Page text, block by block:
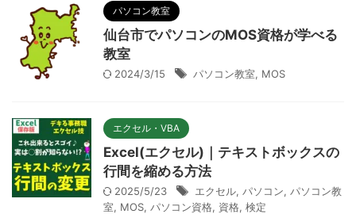
パソコン教室
仙台市でパソコンのMOS資格が学べる
教室
2024/3/15 パソコン教室, MOS
エクセル・VBA
Excel(エクセル)｜テキストボックスの
行間を縮める方法
2025/5/23 エクセル, パソコン, パソコン教
室, MOS, パソコン資格, 資格, 検定